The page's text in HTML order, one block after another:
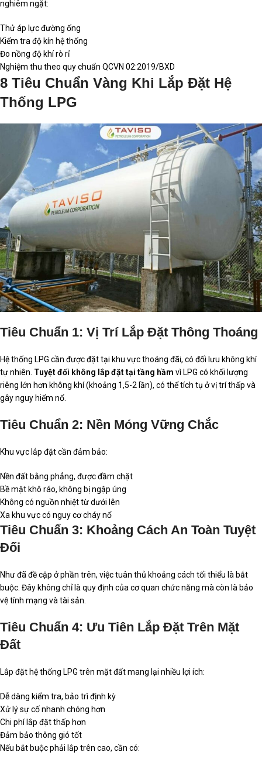
nghiêm ngặt:
Thử áp lực đường ống
Kiểm tra độ kín hệ thống
Đo nồng độ khí rò rỉ
Nghiệm thu theo quy chuẩn QCVN 02:2019/BXD
8 Tiêu Chuẩn Vàng Khi Lắp Đặt Hệ
Thống LPG
Tiêu Chuẩn 1: Vị Trí Lắp Đặt Thông Thoáng
Hệ thống LPG cần được đặt tại khu vực thoáng đãi, có đối lưu không khí
tự nhiên. Tuyệt đối không lắp đặt tại tầng hầm vì LPG có khối lượng
riêng lớn hơn không khí (khoảng 1,5-2 lần), có thể tích tụ ở vị trí thấp và
gây nguy hiểm nổ.
Tiêu Chuẩn 2: Nền Móng Vững Chắc
Khu vực lắp đặt cần đảm bảo:
Nền đất bằng phẳng, được đầm chặt
Bề mặt khô ráo, không bị ngập úng
Không có nguồn nhiệt từ dưới lên
Xa khu vực có nguy cơ cháy nổ
Tiêu Chuẩn 3: Khoảng Cách An Toàn Tuyệt
Đối
Như đã đề cập ở phần trên, việc tuân thủ khoảng cách tối thiểu là bắt
buộc. Đây không chỉ là quy định của cơ quan chức năng mà còn là bảo
vệ tính mạng và tài sản.
Tiêu Chuẩn 4: Ưu Tiên Lắp Đặt Trên Mặt
Đất
Lắp đặt hệ thống LPG trên mặt đất mang lại nhiều lợi ích:
Dễ dàng kiểm tra, bảo trì định kỳ
Xử lý sự cố nhanh chóng hơn
Chi phí lắp đặt thấp hơn
Đảm bảo thông gió tốt
Nếu bắt buộc phải lắp trên cao, cần có: